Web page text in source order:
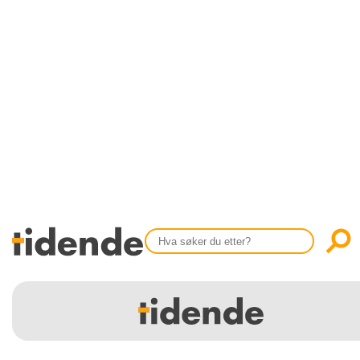
Tidligere utgaver
KONTAKT
OM OSS